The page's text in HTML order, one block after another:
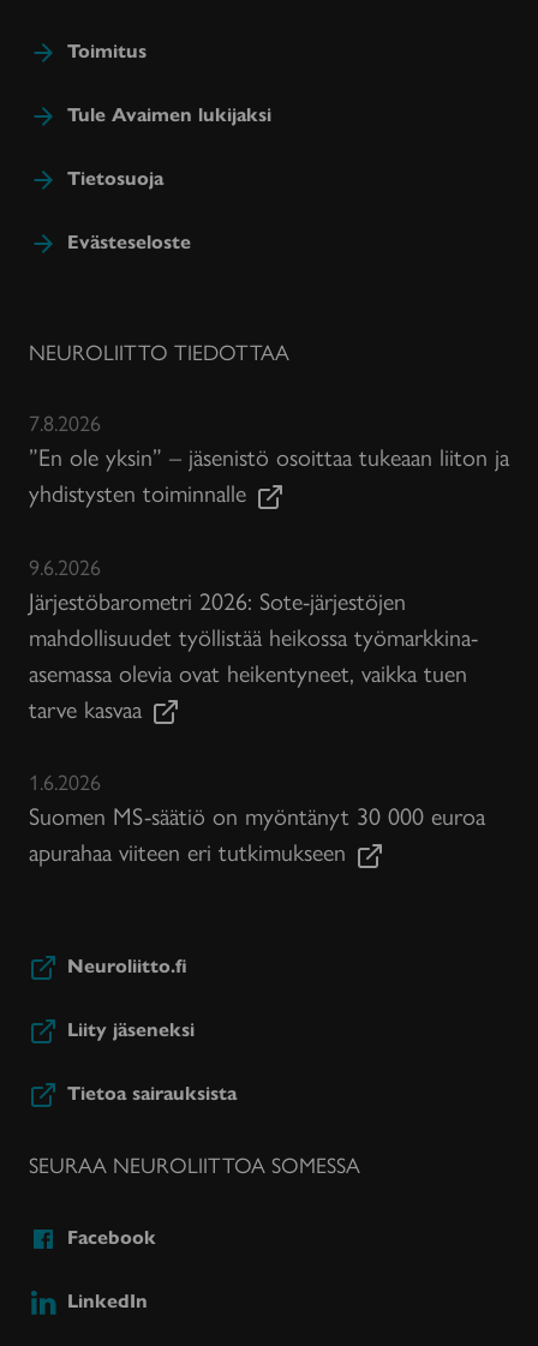
Toimitus
Tule Avaimen lukijaksi
Tietosuoja
Evästeseloste
NEUROLIITTO TIEDOTTAA
7.8.2026
”En ole yksin” – jäsenistö osoittaa tukeaan liiton ja
yhdistysten toiminnalle
9.6.2026
Järjestöbarometri 2026: Sote-järjestöjen
mahdollisuudet työllistää heikossa työmarkkina-
asemassa olevia ovat heikentyneet, vaikka tuen
tarve kasvaa
1.6.2026
Suomen MS-säätiö on myöntänyt 30 000 euroa
apurahaa viiteen eri tutkimukseen
Neuroliitto.fi
Liity jäseneksi
Tietoa sairauksista
SEURAA NEUROLIITTOA SOMESSA
Facebook
LinkedIn